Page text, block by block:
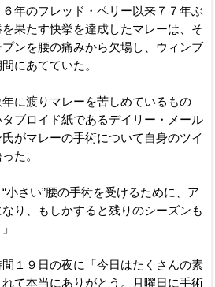
年のフレッド・ペリー以来７７年ぶ
果たす快挙を達成したマレーは、そ
ンを腰の痛みから欠場し、ウィンブ
にあてていた。
に渡りマレーを苦しめているもの
ブロイド紙であるデイリー・メール
がマレーの手術について自身のツイ
た。
小さい”腰の手術を受けるために、ア
り、もしかすると残りのシーズンも
１９日の夜に「今日はたくさんの素
て本当にありがとう。月曜日に手術